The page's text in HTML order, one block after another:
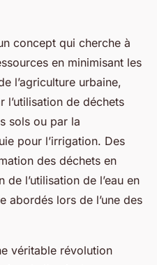
concept qui cherche à
en minimisant les
l’agriculture urbaine,
l’utilisation de déchets
sols ou par la
pour l’irrigation. Des
des déchets en
de l’utilisation de l’eau en
abordés lors de l’une des
véritable révolution